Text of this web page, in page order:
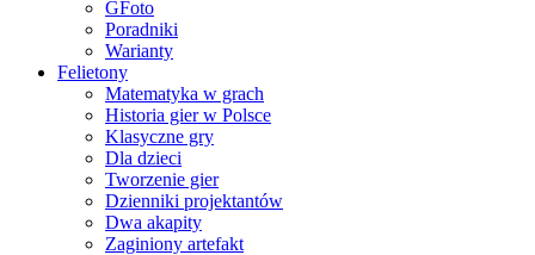
GFoto
Poradniki
Warianty
Felietony
Matematyka w grach
Historia gier w Polsce
Klasyczne gry
Dla dzieci
Tworzenie gier
Dzienniki projektantów
Dwa akapity
Zaginiony artefakt